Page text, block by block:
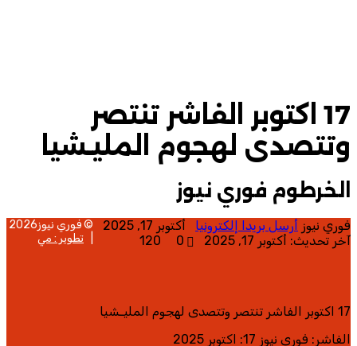
17 اكتوبر الفاشر تنتصر
وتتصدى لهجوم المليـشيا
الخرطوم فوري نيوز
فوري نيوز أرسل بريدا إلكترونيا
أكتوبر 17, 2025
آخر تحديث: أكتوبر 17, 2025
0
17 اكتوبر الفاشر تنتصر وتتصدى لهجوم المليـشيا
الفاشر: فوري نيوز 17: اكتوبر 2025
تطوير : مي